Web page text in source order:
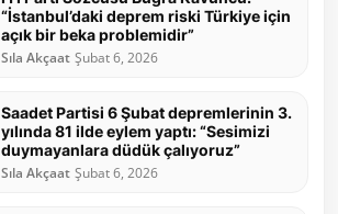
“İstanbul’daki deprem riski Türkiye için
açık bir beka problemidir”
Sıla Akçaat Şubat 6, 2026
Saadet Partisi 6 Şubat depremlerinin 3.
yılında 81 ilde eylem yaptı: “Sesimizi
duymayanlara düdük çalıyoruz”
Sıla Akçaat Şubat 6, 2026